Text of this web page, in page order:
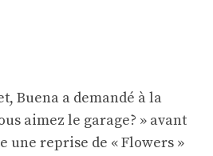
Buena a demandé à la
aimez le garage? » avant
une reprise de « Flowers »